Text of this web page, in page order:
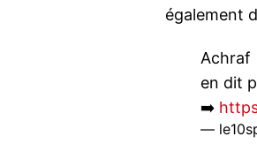
également
Achraf
en dit
➡️
—